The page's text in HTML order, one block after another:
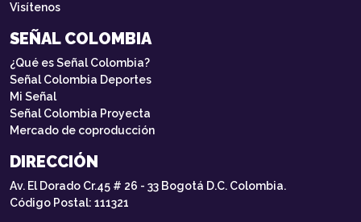
Visítenos
SEÑAL COLOMBIA
¿Qué es Señal Colombia?
Señal Colombia Deportes
Mi Señal
Señal Colombia Proyecta
Mercado de coproducción
DIRECCIÓN
Av. El Dorado Cr.45 # 26 - 33 Bogotá D.C. Colombia.
Código Postal: 111321